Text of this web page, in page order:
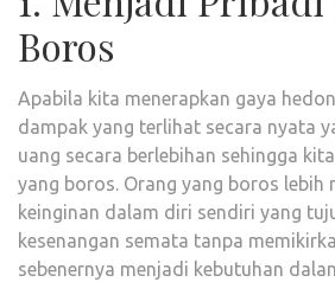
Boros
Apabila kita menerapkan gaya
dampak yang terlihat secara nyata
uang secara berlebihan sehingga
yang boros. Orang yang boros lebih
keinginan dalam diri sendiri yang
kesenangan semata tanpa
sebenernya menjadi kebutuhan